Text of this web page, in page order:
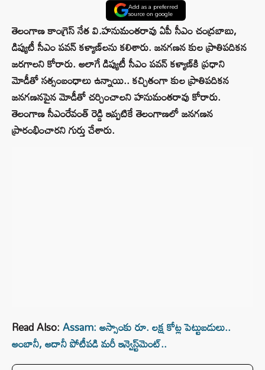
Add as a preferred
source on google
తెలంగాణ కాంగ్రెస్ నేత వి.హనుమంతరావు ఏపీ సీఎం చంద్రబాబు,
డిప్యుటీ సీఎం పవన్ కళ్యాణ్‌లను కలిశారు. జనగణన కుల ప్రాతిపదికన
జరగాలని కోరారు. అలాగే డిప్యుటీ సీఎం పవన్ కళ్యాణ్‌కి ప్రధాని
మోడీతో సత్సంబంధాలు ఉన్నాయి.. కచ్చితంగా కుల ప్రాతిపదికన
జనగణనపైన మోడీతో చర్చించాలని హనుమంతరావు కోరారు.
తెలంగాణ సీఎంరేవంత్ రెడ్డి ఇప్పటికే తెలంగాణలో జనగణన
ప్రారంభించారని గుర్తు చేశారు.
Read Also:Assam: అస్సాంకు రూ. లక్ష కోట్ల పెట్టుబడులు..
అంబానీ, అదానీ పోటీపడి మరీ ఇన్వెస్ట్‌మెంట్..